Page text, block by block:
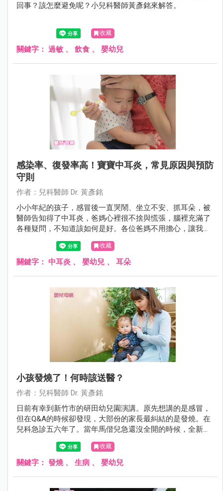
回事？該怎麼避免呢？小兒科醫師黃彥銘來解答。
收藏
關鍵字： 過敏 、 飲食 、 嬰幼兒
感染率、復發率高！寶寶中耳炎，常見原因與預防
守則
作者：兒科醫師 Dr. 黃彥銘
小小年紀的孩子，感冒後一直哭鬧、坐立不安、抓耳朵，被
醫師告知得了中耳炎，爸媽心裡很不捨與慌張，腦裡充滿了
各種疑問，不知道該如何是好。各位爸媽不用擔心，讓我們
一起來了解中耳炎，並且知道該怎麼好好幫助寶寶。
收藏
關鍵字： 中耳炎 、 嬰幼兒 、 耳朵
小孩發燒了！何時該送醫？
作者：兒科醫師 Dr. 黃彥銘
日前有幸到新竹市的研田幼兒園演講。原先想講的是感冒，
但在Q&A的時候卻發現，大部份的家長最糾結的是發燒。在
兒科急診五六年了。當年馬偕兒急還沒全開的時候，全新竹
縣市退不了燒的孩子幾乎全都擠來這裡，我想我還算有資格
在這裡教大家幾招，在面對發燒，爸媽如何處置與辨別方
法。
收藏
關鍵字： 發燒、 生病 、 嬰幼兒